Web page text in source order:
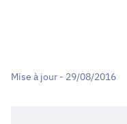
Mise à jour - 29/08/2016